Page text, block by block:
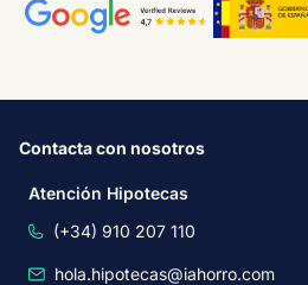
Contacta con nosotros
Atención Hipotecas
(+34) 910 207 110
hola.hipotecas@iahorro.com